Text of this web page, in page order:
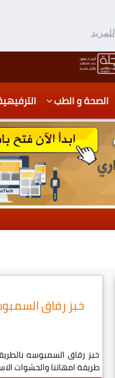
الصحة و الطب
خبز رقاق
خبز رقاق السمبوسه
طريقة امهاتنا والحشوات الاساسيه